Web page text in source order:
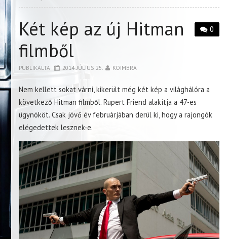
0
Két kép az új Hitman
filmből
PUBLIKÁLTA 2014. JÚLIUS 25. KOIMBRA
Nem kellett sokat várni, kikerült még két kép a világhálóra a
következő Hitman filmből. Rupert Friend alakítja a 47-es
ügynököt. Csak jövő év februárjában derül ki, hogy a rajongók
elégedettek lesznek-e.